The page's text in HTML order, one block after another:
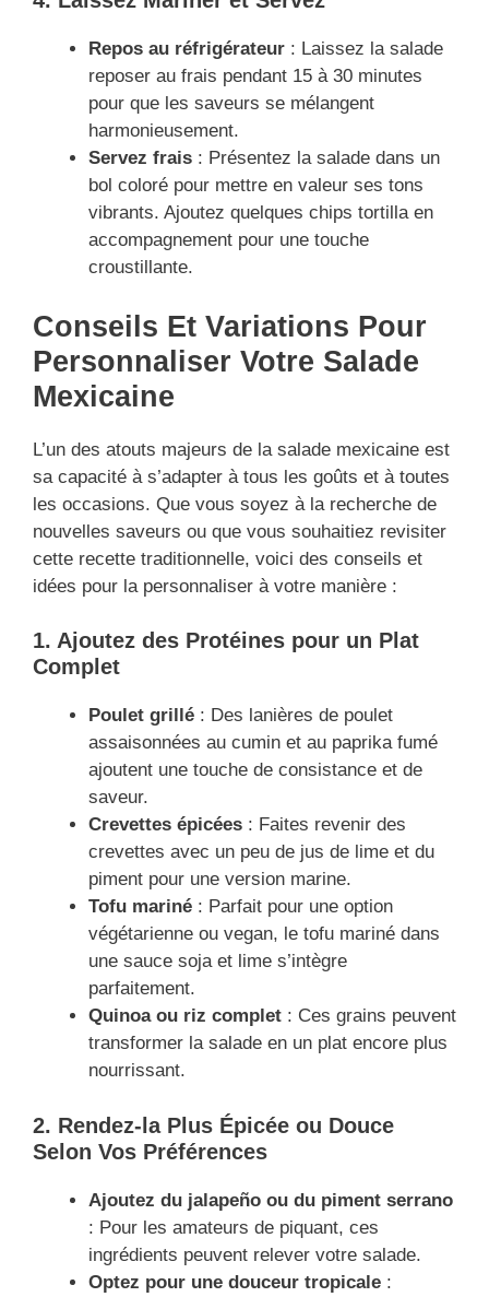
Repos au réfrigérateur : Laissez la salade
reposer au frais pendant 15 à 30 minutes
pour que les saveurs se mélangent
harmonieusement.
Servez frais : Présentez la salade dans un
bol coloré pour mettre en valeur ses tons
vibrants. Ajoutez quelques chips tortilla en
accompagnement pour une touche
croustillante.
Conseils Et Variations Pour
Personnaliser Votre Salade
Mexicaine
L’un des atouts majeurs de la salade mexicaine est
sa capacité à s’adapter à tous les goûts et à toutes
les occasions. Que vous soyez à la recherche de
nouvelles saveurs ou que vous souhaitiez revisiter
cette recette traditionnelle, voici des conseils et
idées pour la personnaliser à votre manière :
1. Ajoutez des Protéines pour un Plat
Complet
Poulet grillé : Des lanières de poulet
assaisonnées au cumin et au paprika fumé
ajoutent une touche de consistance et de
saveur.
Crevettes épicées : Faites revenir des
crevettes avec un peu de jus de lime et du
piment pour une version marine.
Tofu mariné : Parfait pour une option
végétarienne ou vegan, le tofu mariné dans
une sauce soja et lime s’intègre
parfaitement.
Quinoa ou riz complet : Ces grains peuvent
transformer la salade en un plat encore plus
nourrissant.
2. Rendez-la Plus Épicée ou Douce
Selon Vos Préférences
Ajoutez du jalapeño ou du piment serrano
: Pour les amateurs de piquant, ces
ingrédients peuvent relever votre salade.
Optez pour une douceur tropicale :